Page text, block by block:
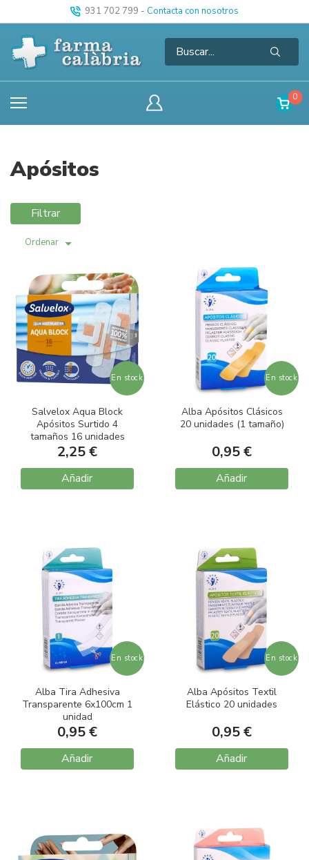
931 702 799 - Contacta con nosotros
0
Apósitos
Filtrar
Ordenar
En stock
Salvelox Aqua Block
Apósitos Surtido 4
tamaños 16 unidades
2,25 €
Añadir
En stock
Alba Apósitos Clásicos
20 unidades (1 tamaño)
0,95 €
Añadir
En stock
Alba Tira Adhesiva
Transparente 6x100cm 1
unidad
0,95 €
Añadir
En stock
Alba Apósitos Textil
Elástico 20 unidades
0,95 €
Añadir